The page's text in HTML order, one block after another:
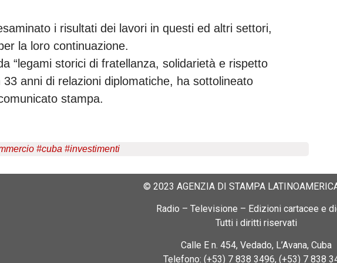
i risultati dei lavori in questi ed altri settori,
la loro continuazione.
“legami storici di fratellanza, solidarietà e rispetto
anni di relazioni diplomatiche, ha sottolineato
stampa.
#cuba #investimenti
© 2023 AGENZIA DI STAMPA
Radio – Televisione – Edizioni cartacee e
Tutti i diritti riservati
Calle E n. 454, Vedado, L’Avana, Cuba
Telefono: (+53) 7 838 3496, (+53) 7 838